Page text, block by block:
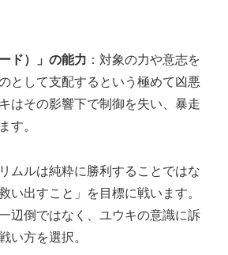
ド）」の能力 ：対象の力や意志を
として支配するという極めて凶悪
はその影響下で制御を失い、暴走
す。
リムルは純粋に勝利することではな
い出すこと」を目標に戦います。
辺倒ではなく、ユウキの意識に訴
い方を選択。